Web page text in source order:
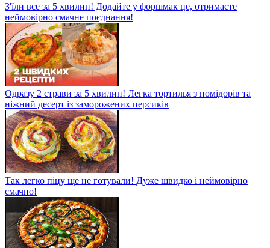
З'їли все за 5 хвилин! Додайте у форшмак це, отримаєте
неймовірно смачне поєднання!
Одразу 2 страви за 5 хвилин! Легка тортилья з помідорів та
ніжний десерт із заморожених персиків
Так легко піцу ще не готували! Дуже швидко і неймовірно
смачно!